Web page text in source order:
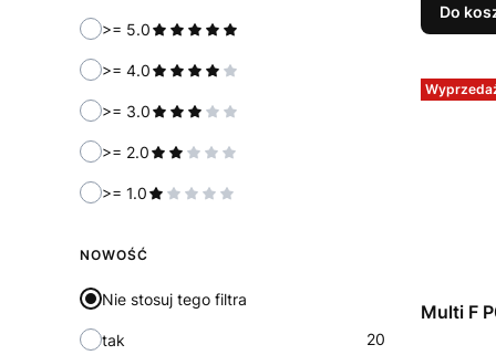
>= 5.0
>= 4.0
>= 3.0
>= 2.0
>= 1.0
NOWOŚĆ
Nie stosuj tego filtra
tak 20
Do
Multi F